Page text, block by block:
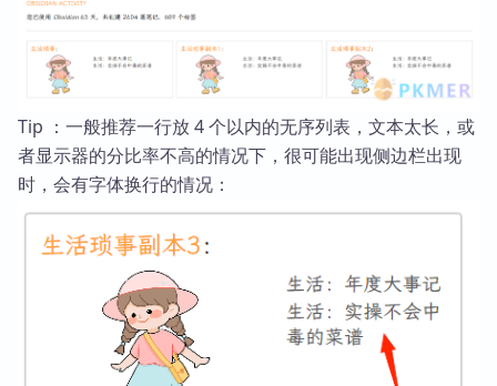
Tip ：一般推荐一行放 4 个以内的无序列表，文本太长，或
者显示器的分比率不高的情况下，很可能出现侧边栏出现
时，会有字体换行的情况：